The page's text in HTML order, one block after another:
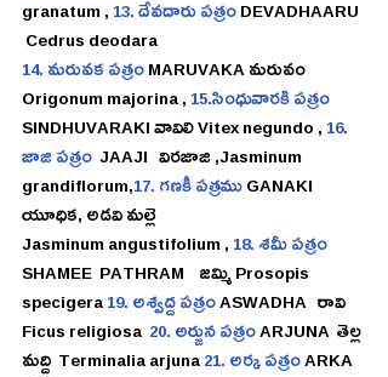
granatum , 13. దేవదారు పత్రం DEVADHAARU
Cedrus deodara
14. మరువక పత్రం MARUVAKA మరువం
Origonum majorina , 15.సింధువారకి పత్రం
SINDHUVARAKI వావిలి Vitex negundo , 16.
జాజి పత్రం
  JAAJI   విరజాజి ,Jasminum
grandiflorum,17. గణకీ పత్రము GANAKI
యూధిక, అడవి మల్లె
Jasminum angustifolium , 18. శమీ పత్రం
SHAMEE  PATHRAM    జమ్మి Prosopis
specigera 19. అశ్వద్ద పత్రం ASWADHA   రావి
Ficus religiosa 20. అర్జున పత్రం ARJUNA  తెల్ల
మద్ది  Terminalia arjuna 21. అర్క పత్రం ARKA